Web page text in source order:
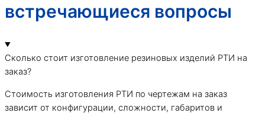
встречающиеся вопросы
Сколько стоит изготовление резиновых изделий РТИ на
заказ?
Стоимость изготовления РТИ по чертежам на заказ
зависит от конфигурации, сложности, габаритов и